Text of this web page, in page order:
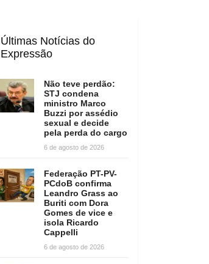
Últimas Notícias do
Expressão
Não teve perdão:
STJ condena
ministro Marco
Buzzi por assédio
sexual e decide
pela perda do cargo
6 de agosto de 2026
Federação PT-PV-
PCdoB confirma
Leandro Grass ao
Buriti com Dora
Gomes de vice e
isola Ricardo
Cappelli
6 de agosto de 2026